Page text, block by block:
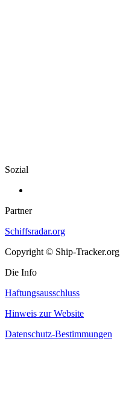
Sozial
Partner
Schiffsradar.org
Copyright © Ship-Tracker.org
Die Info
Haftungsausschluss
Hinweis zur Website
Datenschutz-Bestimmungen